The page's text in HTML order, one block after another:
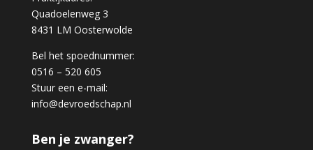
Quadoelenweg 3
8431 LM Oosterwolde
Bel het spoednummer:
0516 – 520 605
Stuur een e-mail:
info@devroedschap.nl
Ben je zwanger?